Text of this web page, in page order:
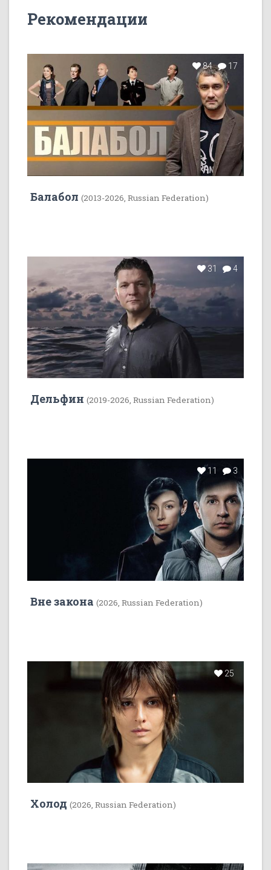
Рекомендации
84 17
Балабол (2013-2026, Russian Federation)
31 4
Дельфин (2019-2026, Russian Federation)
11 3
Вне закона (2026, Russian Federation)
25
Холод (2026, Russian Federation)